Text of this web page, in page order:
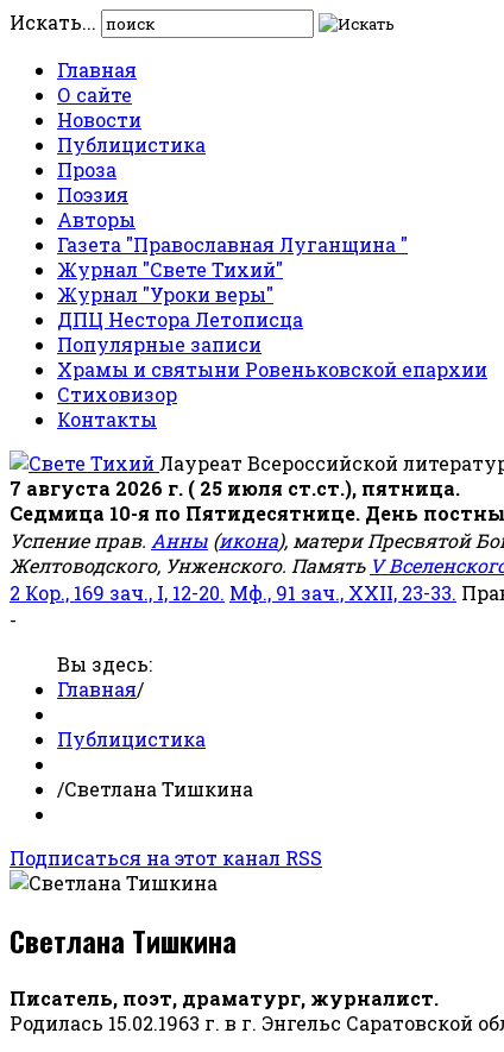
Искать...
Главная
О сайте
Новости
Публицистика
Проза
Поэзия
Авторы
Газета "Православная Луганщина "
Журнал "Свете Тихий"
Журнал "Уроки веры"
ДПЦ Нестора Летописца
Популярные записи
Храмы и святыни Ровеньковской епархии
Стиховизор
Контакты
Лауреат Всероссийской
7 августа 2026 г. ( 25 июля ст.ст.), пятница.
Седмица 10-я по Пятидесятнице. День
Успение прав. Анны (икона), матери Пресвятой
Желтоводского, Унженского. Память V
2 Кор., 169 зач., I, 12-20. Мф., 91 зач., XXII, 23-33.
-
Вы здесь:
Главная/
Публицистика
/Светлана Тишкина
Подписаться на этот канал RSS
Светлана Тишкина
Писатель, поэт, драматург, журналист.
Родилась 15.02.1963 г. в г. Энгельс Саратовской